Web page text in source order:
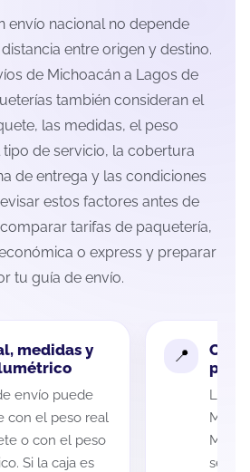
envío nacional no depende
entre origen y destino.
de Michoacán a Lagos de
también consideran el
las medidas, el peso
de servicio, la cobertura
de entrega y las condiciones
estos factores antes de
tarifas de paquetería,
o express y preparar
tu guía de envío.
medidas y
envío puede
con el peso real
o con el peso
Si la caja es
La